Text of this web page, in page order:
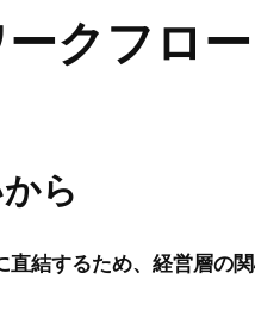
クフロ
ら
直結するため、経営層の